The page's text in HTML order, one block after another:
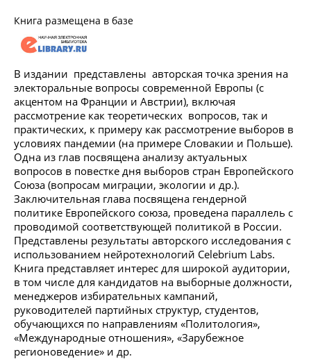
Книга размещена в базе
В издании представлены авторская точка зрения на
электоральные вопросы современной Европы (с
акцентом на Франции и Австрии), включая
рассмотрение как теоретических вопросов, так и
практических, к примеру как рассмотрение выборов в
условиях пандемии (на примере Словакии и Польше).
Одна из глав посвящена анализу актуальных
вопросов в повестке дня выборов стран Европейского
Союза (вопросам миграции, экологии и др.).
Заключительная глава посвящена гендерной
политике Европейского союза, проведена параллель с
проводимой соответствующей политикой в России.
Представлены результаты авторского исследования с
использованием нейротехнологий Celebrium Labs.
Книга представляет интерес для широкой аудитории,
в том числе для кандидатов на выборные должности,
менеджеров избирательных кампаний,
руководителей партийных структур, студентов,
обучающихся по направлениям «Политология»,
«Международные отношения», «Зарубежное
регионоведение» и др.